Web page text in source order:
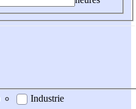
Industrie